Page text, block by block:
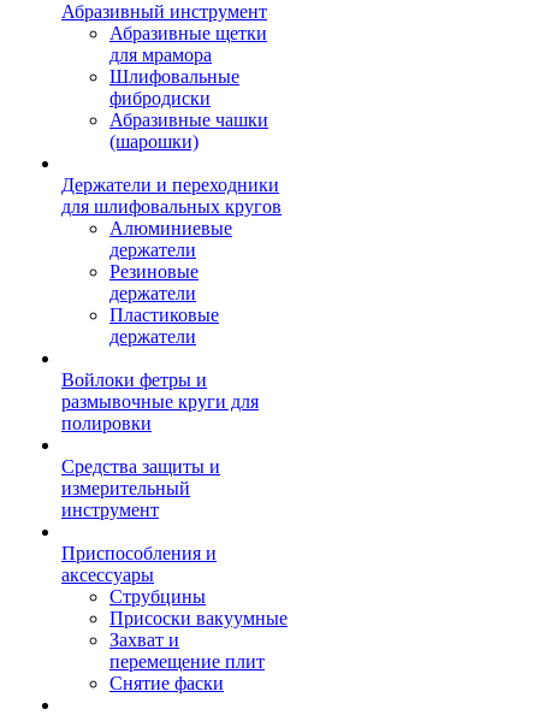
Абразивный инструмент
Абразивные щетки
для мрамора
Шлифовальные
фибродиски
Абразивные чашки
(шарошки)
Держатели и переходники
для шлифовальных кругов
Алюминиевые
держатели
Резиновые
держатели
Пластиковые
держатели
Войлоки фетры и
размывочные круги для
полировки
Средства защиты и
измерительный
инструмент
Приспособления и
аксессуары
Струбцины
Присоски вакуумные
Захват и
перемещение плит
Снятие фаски